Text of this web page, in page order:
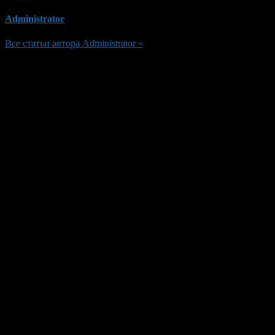
Administrator
Все статьи автора Administrator »